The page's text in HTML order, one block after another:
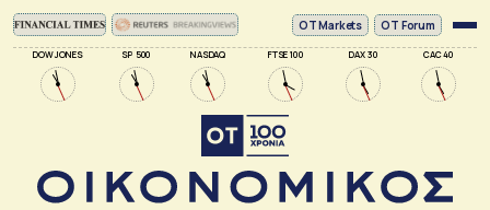
DOW JONES SP 500 NASDAQ FTSE 100 DAX 30 CAC 40
ΟΤ Markets OT Forum